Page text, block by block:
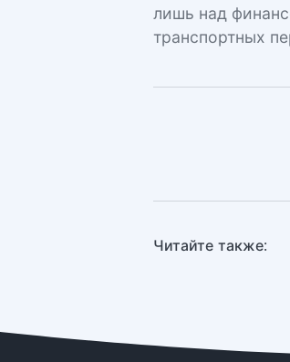
лишь над
транспортных
Читайте также: